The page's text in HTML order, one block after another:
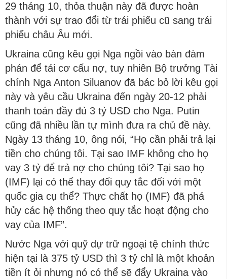
29 tháng 10, thỏa thuận này đã được hoàn
thành với sự trao đổi từ trái phiếu cũ sang trái
phiếu châu Âu mới.
Ukraina cũng kêu gọi Nga ngồi vào bàn đàm
phán để tái cơ cấu nợ, tuy nhiên Bộ trưởng Tài
chính Nga Anton Siluanov đã bác bỏ lời kêu gọi
này và yêu cầu Ukraina đến ngày 20-12 phải
thanh toán đầy đủ 3 tỷ USD cho Nga. Putin
cũng đã nhiều lần tự mình đưa ra chủ đề này.
Ngày 13 tháng 10, ông nói, “Họ cần phải trả lại
tiền cho chúng tôi. Tại sao IMF không cho họ
vay 3 tỷ để trả nợ cho chúng tôi? Tại sao họ
(IMF) lại có thể thay đổi quy tắc đối với một
quốc gia cụ thể? Thực chất họ (IMF) đã phá
hủy các hệ thống theo quy tắc hoạt động cho
vay của IMF”.
Nước Nga với quỹ dự trữ ngoại tệ chính thức
hiện tại là 375 tỷ USD thì 3 tỷ chỉ là một khoản
tiền ít ỏi nhưng nó có thể sẽ đẩy Ukraina vào